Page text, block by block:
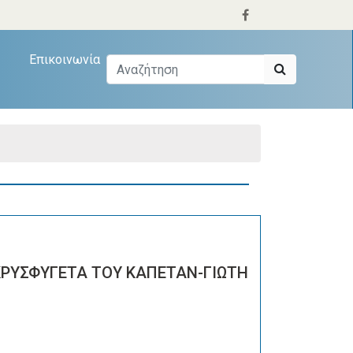
Επικοινωνία
ΤΟΥ ΚΑΠΕΤΑΝ-ΓΙΩΤΗ